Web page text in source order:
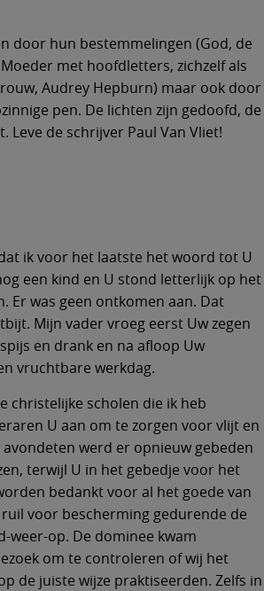
door hun bestemmelingen (God, de
met hoofdletters, zichzelf als
Audrey Hepburn) maar ook door
pen. De lichten zijn gedoofd, de
Leve de schrijver Paul Van Vliet!
ik voor het laatste het woord tot U
een kind en U stond letterlijk op het
Er was geen ontkomen aan. Dat
Mijn vader vroeg eerst Uw zegen
en drank en na afloop Uw
vruchtbare werkdag.
christelijke scholen die ik heb
U aan om te zorgen voor vlijt en
werd er opnieuw gebeden
terwijl U in het gebedje voor het
bedankt voor al het goede van
voor bescherming gedurende de
weer-op. De dominee kwam
om te controleren of wij het
de juiste wijze praktiseerden. Zelfs in